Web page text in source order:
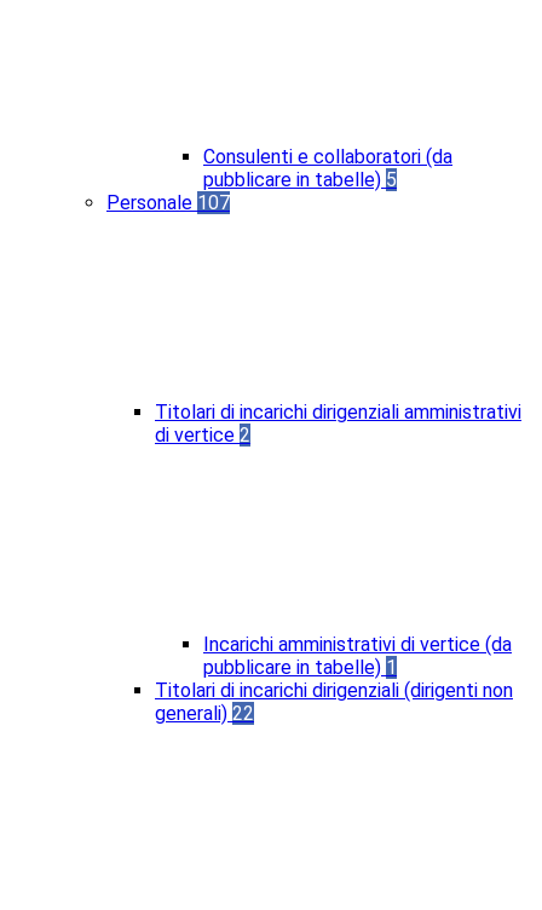
Consulenti e collaboratori (da
pubblicare in tabelle) 5
Personale 107
Titolari di incarichi dirigenziali amministrativi
di vertice 2
Incarichi amministrativi di vertice (da
pubblicare in tabelle) 1
Titolari di incarichi dirigenziali (dirigenti non
generali) 22